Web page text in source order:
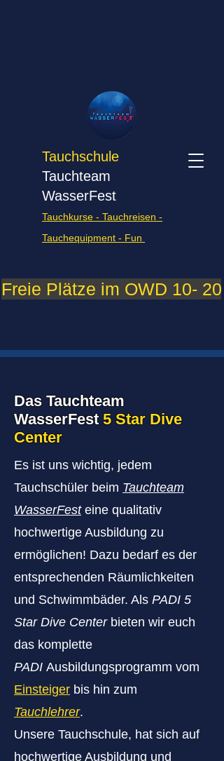
Tauchschule
Tauchteam
WasserFest
Tauchkurse - Tauchreisen -
Tauchequipment - Fun
Freie Plätze im OWD 10-
Das Tauchteam
WasserFest 5 Star Dive
Center
Es ist uns wichtig, jedem
Tauchschüler beim Tauchteam
WasserFest eine qualitativ
hochwertige Ausbildung zu
ermöglichen! Dazu bedarf es der
entsprechenden Räumlichkeiten
und Schwimmbäder. Als PADI 5
Star Dive Centerbieten wir euch
das komplette
PADI Ausbildungsprogramm vom
Einsteiger bis hin zum
Tauchlehrer.
Unsere Tauchschule, hat sich auf
hochwertige Ausbildung und